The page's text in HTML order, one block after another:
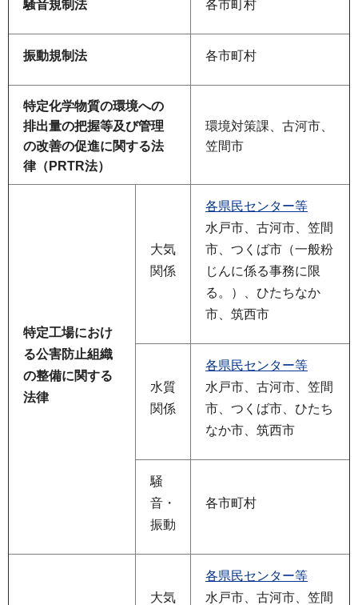
騒音規制法 各市町村
振動規制法 各市町村
特定化学物質の環境への
排出量の把握等及び管理
の改善の促進に関する法
律（PRTR法）
環境対策課、古河市、
笠間市
特定工場におけ
る公害防止組織
の整備に関する
法律
大気
関係
各県民センター等
水戸市、古河市、笠間
市、つくば市（一般粉
じんに係る事務に限
る。）、ひたちなか
市、筑西市
水質
関係
各県民センター等
水戸市、古河市、笠間
市、つくば市、ひたち
なか市、筑西市
騒
音・
振動
各市町村
大気
各県民センター等
水戸市、古河市、笠間